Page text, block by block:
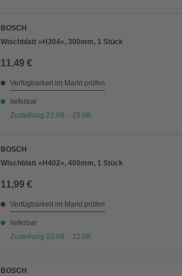
BOSCH
Wischblatt »H304«, 300mm, 1 Stück
11,49 €
Verfügbarkeit im Markt prüfen
lieferbar
Zustellung 22.08. - 25.08.
BOSCH
Wischblatt »H402«, 400mm, 1 Stück
11,99 €
Verfügbarkeit im Markt prüfen
lieferbar
Zustellung 10.08. - 12.08.
BOSCH